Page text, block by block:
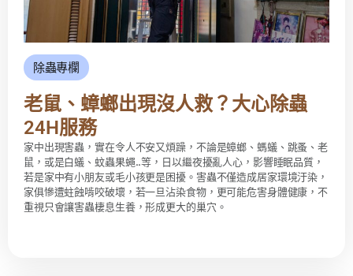
除蟲專欄
老鼠、蟑螂出現沒人救？大心除蟲
24H服務
家中出現害蟲，實在令人不安又煩躁，不論是蟑螂、螞蟻、跳蚤、老
鼠，或是白蟻、蚊蟲果蠅..等，日以繼夜擾亂人心，影響睡眠品質，
若是家中有小朋友或毛小孩更是困擾。害蟲不僅造成居家環境汙染，
家俱慘遭蛀蝕啃咬破壞，若一旦沾染食物，更可能危害身體健康，不
重視只會讓害蟲棲息生養，形成更大的巢穴。